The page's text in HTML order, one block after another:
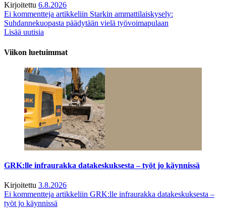
Kirjoitettu 6.8.2026
Ei kommentteja artikkeliin Starkin ammattilaiskysely:
Suhdannekuopasta päädytään vielä työvoimapulaan
Lisää uutisia
Viikon luetuimmat
GRK:lle infraurakka datakeskuksesta – työt jo käynnissä
Kirjoitettu 3.8.2026
Ei kommentteja artikkeliin GRK:lle infraurakka datakeskuksesta –
työt jo käynnissä